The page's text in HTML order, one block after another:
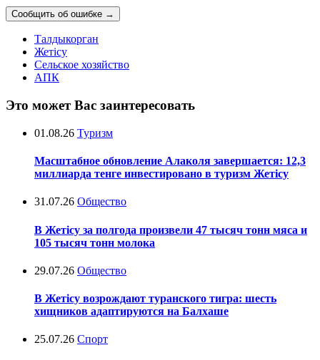
Сообщить об ошибке →
Талдыкорган
Жетісу
Сельское хозяйство
АПК
Это может Вас заинтересовать
01.08.26 Туризм
Масштабное обновление Алаколя завершается: 12,3
миллиарда тенге инвестировано в туризм Жетісу
31.07.26 Общество
В Жетісу за полгода произвели 47 тысяч тонн мяса и
105 тысяч тонн молока
29.07.26 Общество
В Жетісу возрождают туранского тигра: шесть
хищников адаптируются на Балхаше
25.07.26 Спорт